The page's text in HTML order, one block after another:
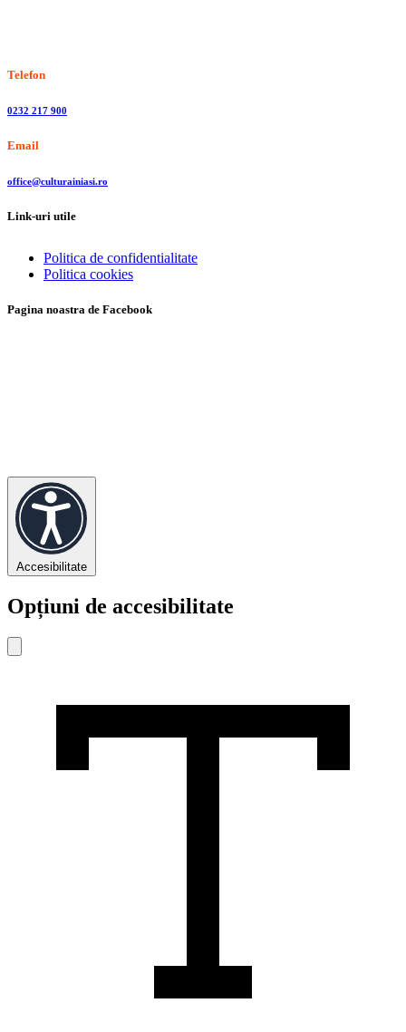
Telefon
0232 217 900
Email
office@culturainiasi.ro
Link-uri utile
Politica de confidentialitate
Politica cookies
Pagina noastra de Facebook
Accesibilitate
Opțiuni de accesibilitate